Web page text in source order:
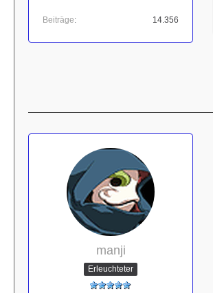
Beiträge 14.356
manji
Erleuchteter